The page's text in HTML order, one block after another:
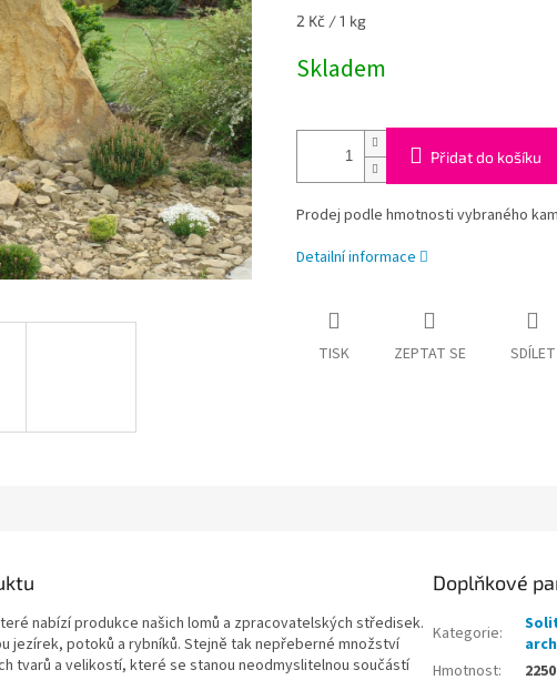
Měrná
2 Kč / 1 kg
Skladem
Přidat do košíku
Prodej podle hmotnosti vybraného
Detailní informace
TISK ZEPTAT SE SDÍLET
nabízí produkce našich lomů a zpracovatelských středisek.
jezírek, potoků a rybníků. Stejně tak nepřeberné množství
tvarů a velikostí, které se stanou neodmyslitelnou součástí
Doplňkové
Kategorie:
Hmotnost: